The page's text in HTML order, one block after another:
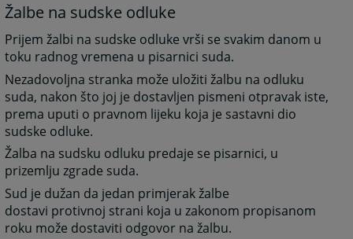
Žalbe na sudske odluke
Prijem žalbi na sudske odluke vrši se svakim danom u
toku radnog vremena u pisarnici suda.
Nezadovoljna stranka može uložiti žalbu na odluku
suda, nakon što joj je dostavljen pismeni otpravak iste,
prema uputi o pravnom lijeku koja je sastavni dio
sudske odluke.
Žalba na sudsku odluku predaje se pisarnici, u
prizemlju zgrade suda.
Sud je dužan da jedan primjerak žalbe
dostavi protivnoj strani koja u zakonom propisanom
roku može dostaviti odgovor na žalbu.